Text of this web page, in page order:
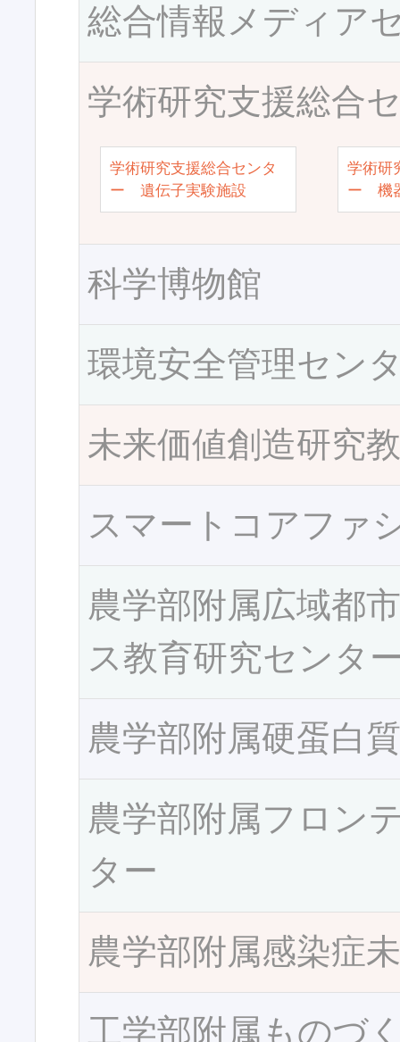
総合情報メディア
学術研究支援総合
学術研究支援総合センタ
ー 遺伝子実験施設
学術研
ー 機
科学博物館
環境安全管理セン
未来価値創造研究
スマートコアファ
農学部附属広域都
ス教育研究センタ
農学部附属硬蛋白
農学部附属フロン
ター
農学部附属感染症
工学部附属ものづ